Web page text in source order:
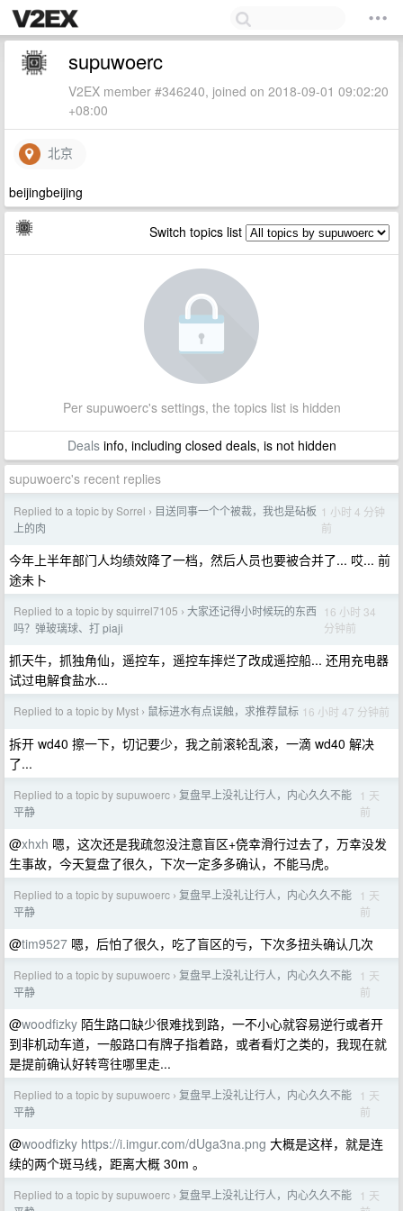
supuwoerc
V2EX member #346240, joined on 2018-09-01 09:02:20
+08:00
北京
beijingbeijing
Switch topics list
Per supuwoerc's settings, the topics list is hidden
Dealsinfo, including closed deals, is not hidden
supuwoerc's recent replies
Replied to a topic by Sorrel › 目送同事一个个被裁，我也是砧板
上的肉
1 小时 4 分钟
前
今年上半年部门人均绩效降了一档，然后人员也要被合并了... 哎... 前
途未卜
Replied to a topic by squirrel7105 › 大家还记得小时候玩的东西
吗？弹玻璃球、打 piaji
16 小时 34
分钟前
抓天牛，抓独角仙，遥控车，遥控车摔烂了改成遥控船... 还用充电器
试过电解食盐水...
Replied to a topic by Myst › 鼠标进水有点误触，求推荐鼠标 16 小时 47 分钟前
拆开 wd40 擦一下，切记要少，我之前滚轮乱滚，一滴 wd40 解决
了...
Replied to a topic by supuwoerc › 复盘早上没礼让行人，内心久久不能
平静
1 天
前
@xhxh 嗯，这次还是我疏忽没注意盲区+侥幸滑行过去了，万幸没发
生事故，今天复盘了很久，下次一定多多确认，不能马虎。
Replied to a topic by supuwoerc › 复盘早上没礼让行人，内心久久不能
平静
1 天
前
@tim9527 嗯，后怕了很久，吃了盲区的亏，下次多扭头确认几次
Replied to a topic by supuwoerc › 复盘早上没礼让行人，内心久久不能
平静
1 天
前
@woodfizky 陌生路口缺少很难找到路，一不小心就容易逆行或者开
到非机动车道，一般路口有牌子指着路，或者看灯之类的，我现在就
是提前确认好转弯往哪里走...
Replied to a topic by supuwoerc › 复盘早上没礼让行人，内心久久不能
平静
1 天
前
@woodfizky https://i.imgur.com/dUga3na.png 大概是这样，就是连
续的两个斑马线，距离大概 30m 。
Replied to a topic by supuwoerc › 复盘早上没礼让行人，内心久久不能
1 天